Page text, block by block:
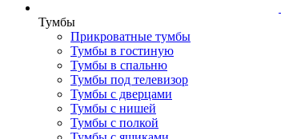
Тумбы
Прикроватные тумбы
Тумбы в гостиную
Тумбы в спальню
Тумбы под телевизор
Тумбы с дверцами
Тумбы с нишей
Тумбы с полкой